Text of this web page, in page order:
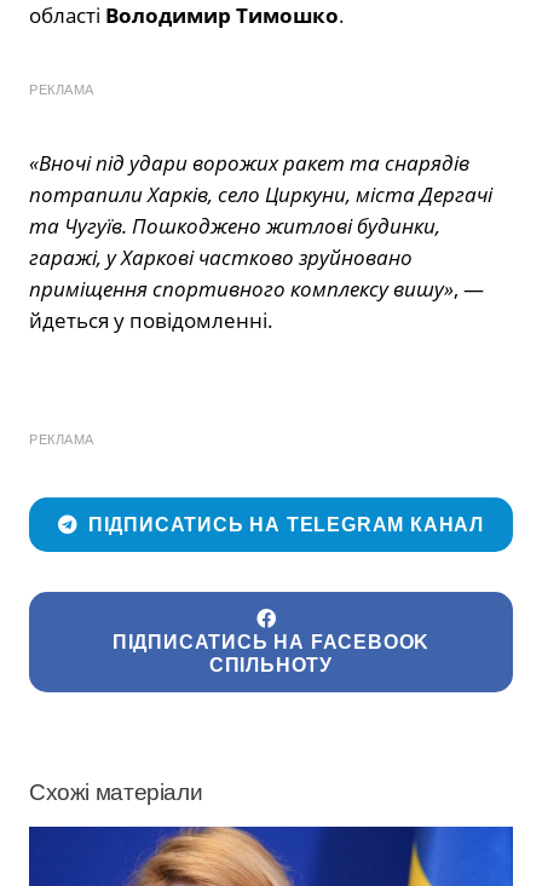
області Володимир Тимошко.
РЕКЛАМА
«Вночі під удари ворожих ракет та снарядів
потрапили Харків, село Циркуни, міста Дергачі
та Чугуїв. Пошкоджено житлові будинки,
гаражі, у Харкові частково зруйновано
приміщення спортивного комплексу вишу», —
йдеться у повідомленні.
РЕКЛАМА
ПІДПИСАТИСЬ НА TELEGRAM КАНАЛ
ПІДПИСАТИСЬ НА FACEBOOK
СПІЛЬНОТУ
Схожі матеріали